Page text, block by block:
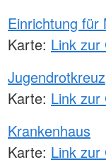
Einrichtung für
Karte: Link zur
Jugendrotkreuz
Karte: Link zur
Krankenhaus
Karte: Link zur